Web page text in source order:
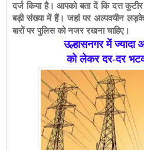
दर्ज किया है। आपको बता दें कि दत्त
बड़ी संख्या में हैं। जहां पर अल्पवयीन
बारों पर पुलिस को नजर रखना चाहिए।
उल्हासनगर में
को लेकर दर-दर